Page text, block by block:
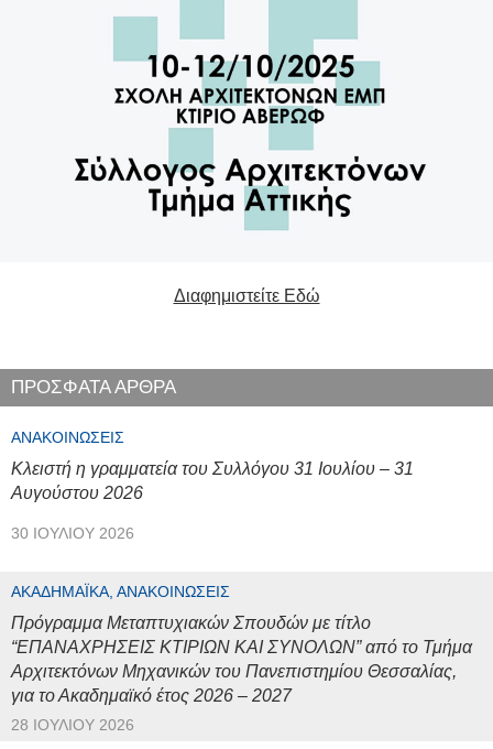
Διαφημιστείτε Εδώ
ΠΡΟΣΦΑΤΑ ΑΡΘΡΑ
ΑΝΑΚΟΙΝΏΣΕΙΣ
Κλειστή η γραμματεία του Συλλόγου 31 Ιουλίου – 31
Αυγούστου 2026
30 ΙΟΥΛΊΟΥ 2026
ΑΚΑΔΗΜΑΪΚΆ, ΑΝΑΚΟΙΝΏΣΕΙΣ
Πρόγραμμα Μεταπτυχιακών Σπουδών με τίτλο
“ΕΠΑΝΑΧΡΗΣΕΙΣ ΚΤΙΡΙΩΝ ΚΑΙ ΣΥΝΟΛΩΝ” από το Τμήμα
Αρχιτεκτόνων Μηχανικών του Πανεπιστημίου Θεσσαλίας,
για το Ακαδημαϊκό έτος 2026 – 2027
28 ΙΟΥΛΊΟΥ 2026